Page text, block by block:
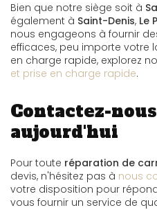
Bien que notre siège soit à
également à Saint-Denis, Le
nous engageons à fournir
efficaces, peu importe votre
en charge rapide, explorez
et prise en charge rapide.
Contactez-
aujourd'hui
Pour toute réparation de
devis, n'hésitez pas à nous
votre disposition pour
vous fournir un service de